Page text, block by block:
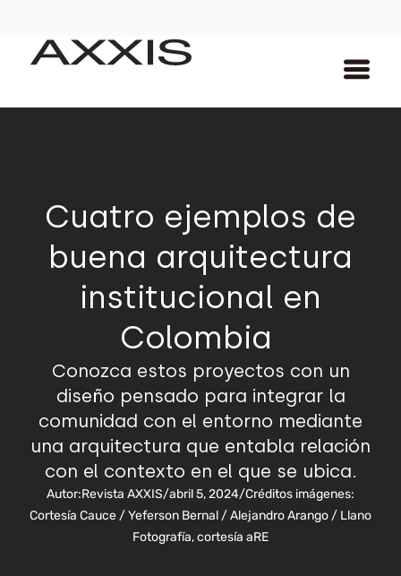
Cuatro ejemplos de
buena arquitectura
institucional en
Colombia
Conozca estos proyectos con un
diseño pensado para integrar la
comunidad con el entorno mediante
una arquitectura que entabla relación
con el contexto en el que se ubica.
Autor:Revista AXXIS/abril 5, 2024/Créditos imágenes:
Cortesía Cauce / Yeferson Bernal / Alejandro Arango / Llano
Fotografía, cortesía aRE